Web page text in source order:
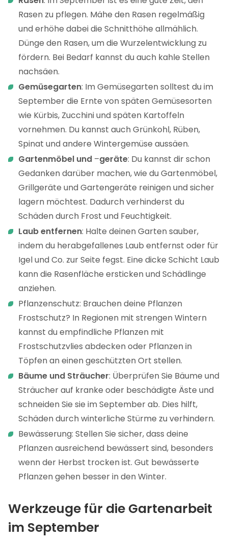
Rasen zu pflegen. Mähe den Rasen regelmäßig
und erhöhe dabei die Schnitthöhe allmählich.
Dünge den Rasen, um die Wurzelentwicklung zu
fördern. Bei Bedarf kannst du auch kahle Stellen
nachsäen.
Gemüsegarten: Im Gemüsegarten solltest du im
September die Ernte von späten Gemüsesorten
wie Kürbis, Zucchini und späten Kartoffeln
vornehmen. Du kannst auch Grünkohl, Rüben,
Spinat und andere Wintergemüse aussäen.
Gartenmöbel und –geräte: Du kannst dir schon
Gedanken darüber machen, wie du Gartenmöbel,
Grillgeräte und Gartengeräte reinigen und sicher
lagern möchtest. Dadurch verhinderst du
Schäden durch Frost und Feuchtigkeit.
Laubentfernen: Halte deinen Garten sauber,
indem du herabgefallenes Laub entfernst oder für
Igel und Co. zur Seite fegst. Eine dicke Schicht Laub
kann die Rasenfläche ersticken und Schädlinge
anziehen.
Pflanzenschutz: Brauchen deine Pflanzen
Frostschutz? In Regionen mit strengen Wintern
kannst du empfindliche Pflanzen mit
Frostschutzvlies abdecken oder Pflanzen in
Töpfen an einen geschützten Ort stellen.
Bäume und Sträucher: Überprüfen Sie Bäume und
Sträucher auf kranke oder beschädigte Äste und
schneiden Sie sie im September ab. Dies hilft,
Schäden durch winterliche Stürme zu verhindern.
Bewässerung: Stellen Sie sicher, dass deine
Pflanzen ausreichend bewässert sind, besonders
wenn der Herbst trocken ist. Gut bewässerte
Pflanzen gehen besser in den Winter.
Werkzeuge für die Gartenarbeit
im September